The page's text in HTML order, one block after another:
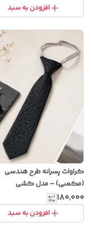
افزودن به سبد
کراوات پسرانه طرح هندسی
(مکعبی) – مدل کشی
۱۸۰٬۰۰۰
افزودن به سبد